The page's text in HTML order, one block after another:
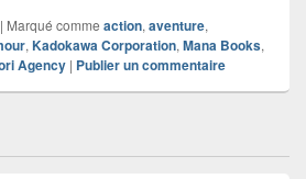
| Marqué comme action, aventure,
, Kadokawa Corporation, Mana Books,
Agency | Publier un commentaire